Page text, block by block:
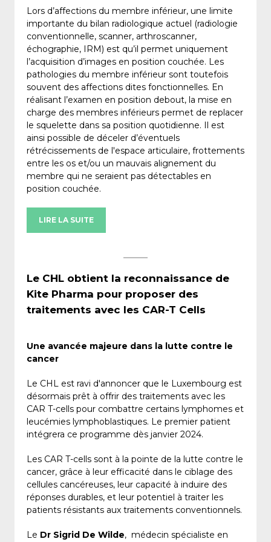
Lors d’affections du membre inférieur, une limite
importante du bilan radiologique actuel (radiologie
conventionnelle, scanner, arthroscanner,
échographie, IRM) est qu’il permet uniquement
l’acquisition d’images en position couchée. Les
pathologies du membre inférieur sont toutefois
souvent des affections dites fonctionnelles. En
réalisant l’examen en position debout, la mise en
charge des membres inférieurs permet de replacer
le squelette dans sa position quotidienne. Il est
ainsi possible de déceler d’éventuels
rétrécissements de l'espace articulaire, frottements
entre les os et/ou un mauvais alignement du
membre qui ne seraient pas détectables en
position couchée.
LIRE LA SUITE
Le CHL obtient la reconnaissance de
Kite Pharma pour proposer des
traitements avec les CAR-T Cells
Une avancée majeure dans la lutte contre le
cancer
Le CHL est ravi d'annoncer que le Luxembourg est
désormais prêt à offrir des traitements avec les
CAR T-cells pour combattre certains lymphomes et
leucémies lymphoblastiques. Le premier patient
intégrera ce programme dès janvier 2024.
Les CAR T-cells sont à la pointe de la lutte contre le
cancer, grâce à leur efficacité dans le ciblage des
cellules cancéreuses, leur capacité à induire des
réponses durables, et leur potentiel à traiter les
patients résistants aux traitements conventionnels.
Le Dr Sigrid De Wilde, médecin spécialiste en